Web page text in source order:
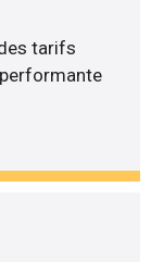
tarifs